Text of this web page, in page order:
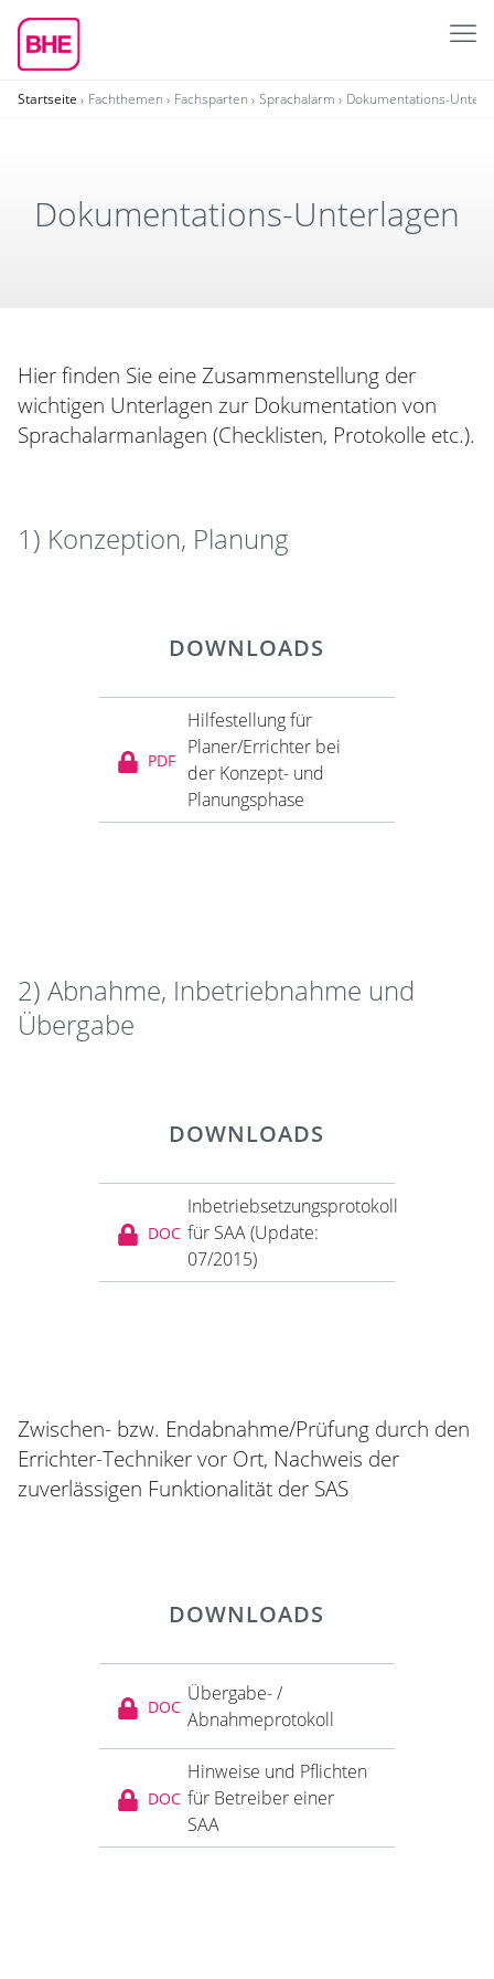
Startseite Fachthemen Fachsparten Sprachalarm Dokumentations-
Doku­men­ta­tions-Unter­lagen
Hier finden Sie eine Zusammenstellung der
wichtigen Unterlagen zur Dokumentation von
Sprachalarmanlagen (Checklisten, Protokolle etc.).
1) Konzeption, Planung
DOWNLOADS
PDF
Hilfestellung für
Planer/Errichter bei
der Konzept- und
Planungsphase
2) Abnahme, Inbetriebnahme und
Übergabe
DOWNLOADS
DOC
Inbetriebsetzungsprotokoll
für SAA (Update:
07/2015)
Zwischen- bzw. Endabnahme/Prüfung durch den
Errichter-Techniker vor Ort, Nachweis der
zuverlässigen Funktionalität der SAS
DOWNLOADS
DOC
Übergabe- /
Abnahmeprotokoll
DOC
Hinweise und Pflichten
für Betreiber einer
SAA